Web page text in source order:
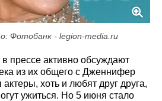
Фотобанк - legion-media.ru
прессе активно обсуждают
из их общего с Дженнифер
хоть и любят друг друга,
ужиться. Но 5 июня стало